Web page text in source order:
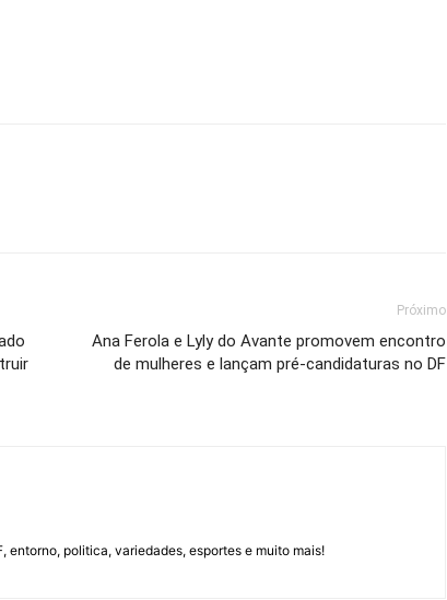
Próximo
Ana Ferola e Lyly do Avante promovem encontro
de mulheres e lançam pré-candidaturas no DF
entorno, politica, variedades, esportes e muito mais!